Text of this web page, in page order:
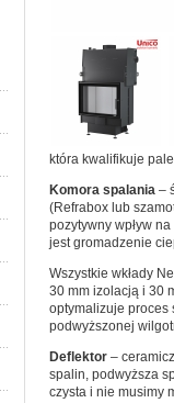
która kwalifikuje
Komora spalania –
(Refrabox lub
pozytywny wpływ
jest gromadzenie
Wszystkie wkłady
30 mm izolacją i 30
optymalizuje proces
podwyższonej
Deflektor –
spalin, podwyższa
czysta i nie musimy